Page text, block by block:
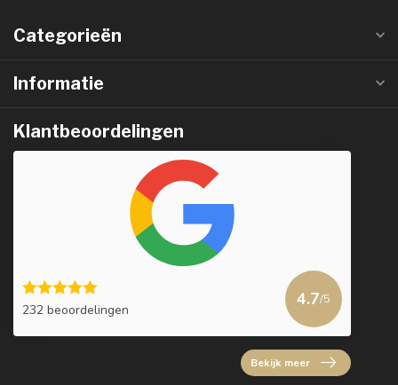
Categorieën
Informatie
Klantbeoordelingen
232 beoordelingen
4.7/5
Bekijk meer